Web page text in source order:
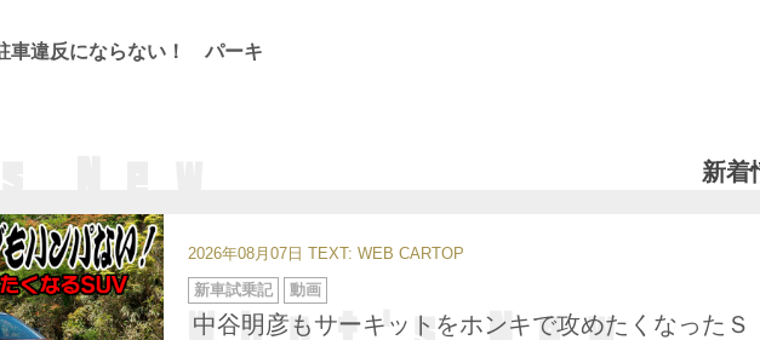
車違反にならない！ パーキ
新着
2026年08月07日 TEXT: WEB CARTOP
中谷明彦もサーキットをホンキで攻めたくなったＳ
カ
テ
ゴ
リ
新車試乗記 動画